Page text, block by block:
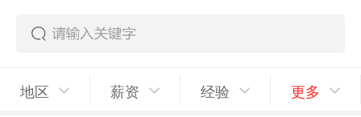
地区 薪资 经验 更多